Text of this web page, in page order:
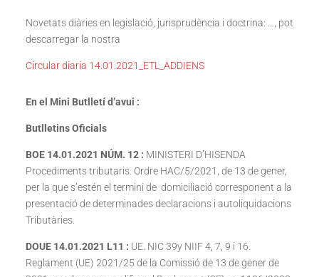
Novetats diàries en legislació, jurisprudència i doctrina: …, pot
descarregar la nostra
Circular diaria 14.01.2021_ETL_ADDIENS
En el Mini Butlletí d’avui :
Butlletins Oficials
BOE 14.01.2021 NÚM. 12 : MINISTERI D’HISENDA
Procediments tributaris. Ordre HAC/5/2021, de 13 de gener,
per la que s’estén el termini de domiciliació corresponent a la
presentació de determinades declaracions i autoliquidacions
Tributàries.
DOUE 14.01.2021 L11 : UE. NIC 39y NIIF 4, 7, 9 i 16.
Reglament (UE) 2021/25 de la Comissió de 13 de gener de